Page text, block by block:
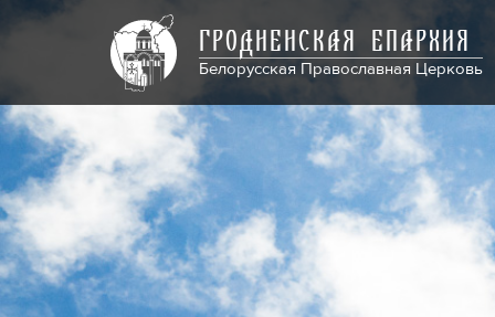
ГРОДНЕНСКАЯ ЕПАРХИЯ
Белорусская Православная Церковь